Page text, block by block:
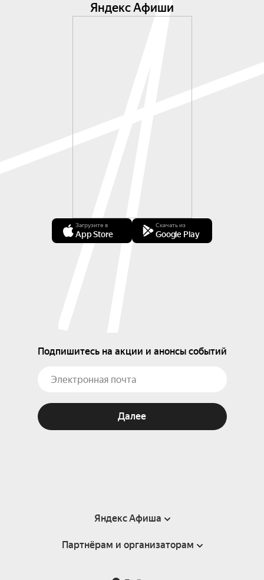
Яндекс Афиши
Загрузите в
App Store
Скачать из
Google Play
Подпишитесь на акции и анонсы событий
Далее
Яндекс Афиша
Справка
Партнёрам и организаторам